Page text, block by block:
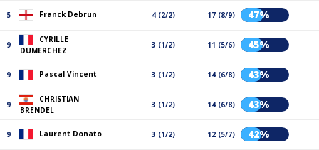
5 Franck Debrun 4 (2/2) 17 (8/9) 47%
9
CYRILLE
DUMERCHEZ
3 (1/2) 11 (5/6) 45%
9 Pascal Vincent 3 (1/2) 14 (6/8) 43%
9
CHRISTIAN
BRENDEL
3 (1/2) 14 (6/8) 43%
9 Laurent Donato 3 (1/2) 12 (5/7) 42%